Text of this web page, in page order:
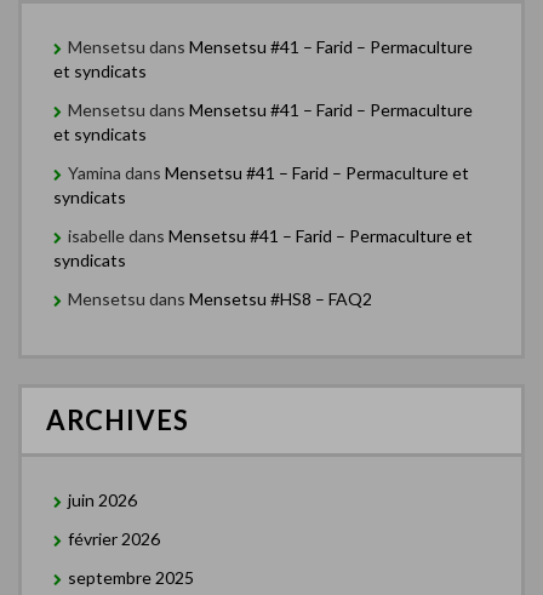
Mensetsu dans Mensetsu #41 – Farid – Permaculture
et syndicats
Mensetsu dans Mensetsu #41 – Farid – Permaculture
et syndicats
Yamina dans Mensetsu #41 – Farid – Permaculture et
syndicats
isabelledans Mensetsu #41 – Farid – Permaculture et
syndicats
Mensetsu dans Mensetsu #HS8 – FAQ2
ARCHIVES
juin 2026
février 2026
septembre 2025